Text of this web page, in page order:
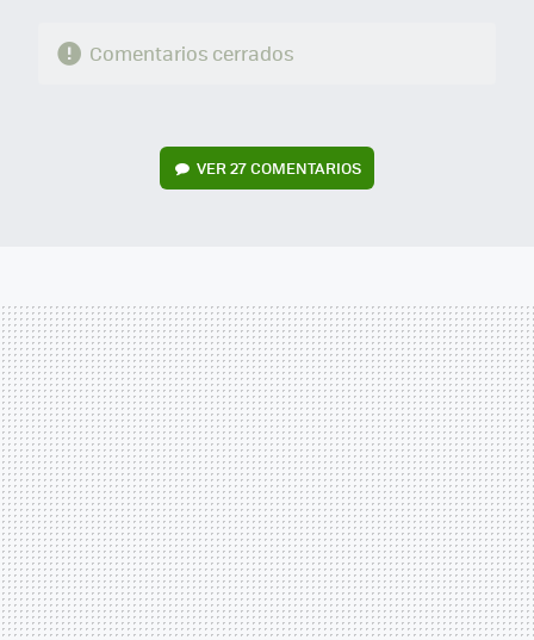
Comentarios cerrados
VER27 COMENTARIOS